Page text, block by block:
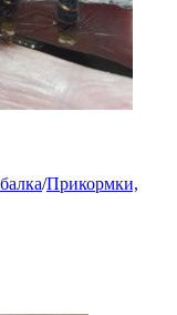
/Прикормки,